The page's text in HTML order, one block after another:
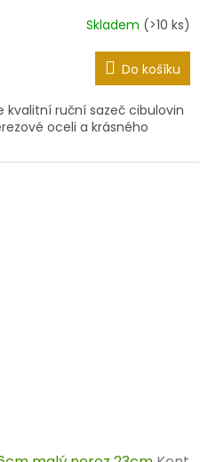
Skladem (>10 ks)
Do košíku
kvalitní ruční sazeč cibulovin
oceli a krásného